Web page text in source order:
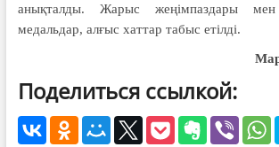
анықталды. Жарыс жеңімпаздары мен
медальдар, алғыс хаттар табыс етілді.
Поделиться ссылкой: